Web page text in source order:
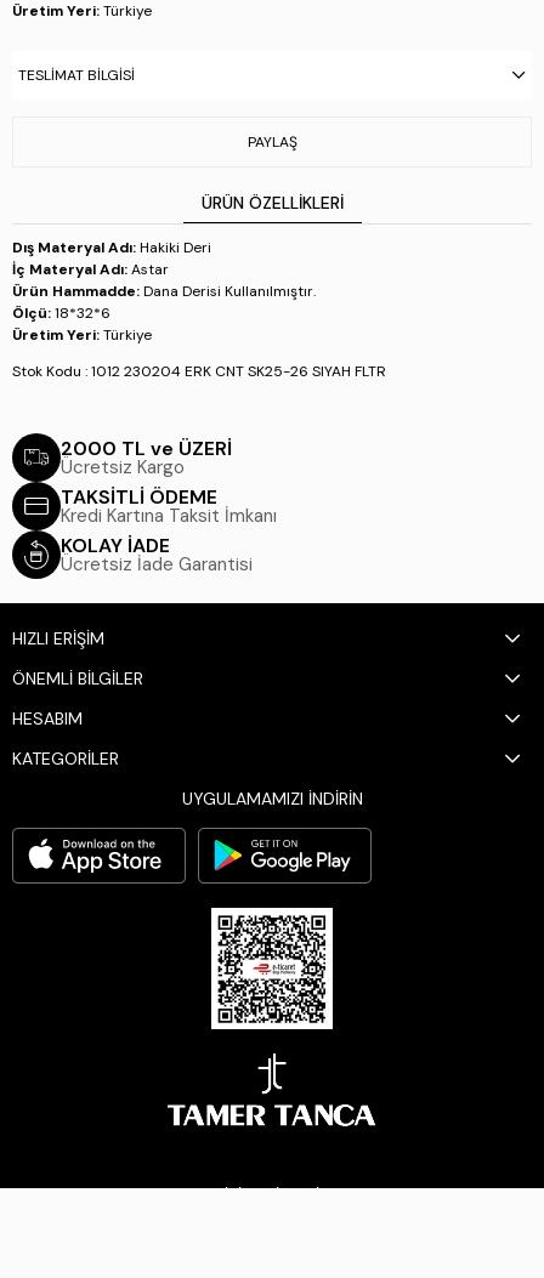
Üretim Yeri:Türkiye
TESLIMAT BILGISI
PAYLAŞ
ÜRÜN ÖZELLIKLERI
Dış Materyal Adı:Hakiki Deri
İç Materyal Adı:Astar
Ürün Hammadde:Dana Derisi Kullanılmıştır.
Ölçü:18*32*6
Üretim Yeri:Türkiye
Stok Kodu : 1012 230204 ERK CNT SK25-26 SIYAH FLTR
2000 TL ve ÜZERİ
Ücretsiz Kargo
TAKSİTLİ ÖDEME
Kredi Kartına Taksit İmkanı
KOLAY İADE
Ücretsiz İade Garantisi
HIZLI ERİŞİM
ÖNEMLİ BİLGİLER
HESABIM
KATEGORİLER
UYGULAMAMIZI İNDİRİN
BİZİ TAKİP EDİN